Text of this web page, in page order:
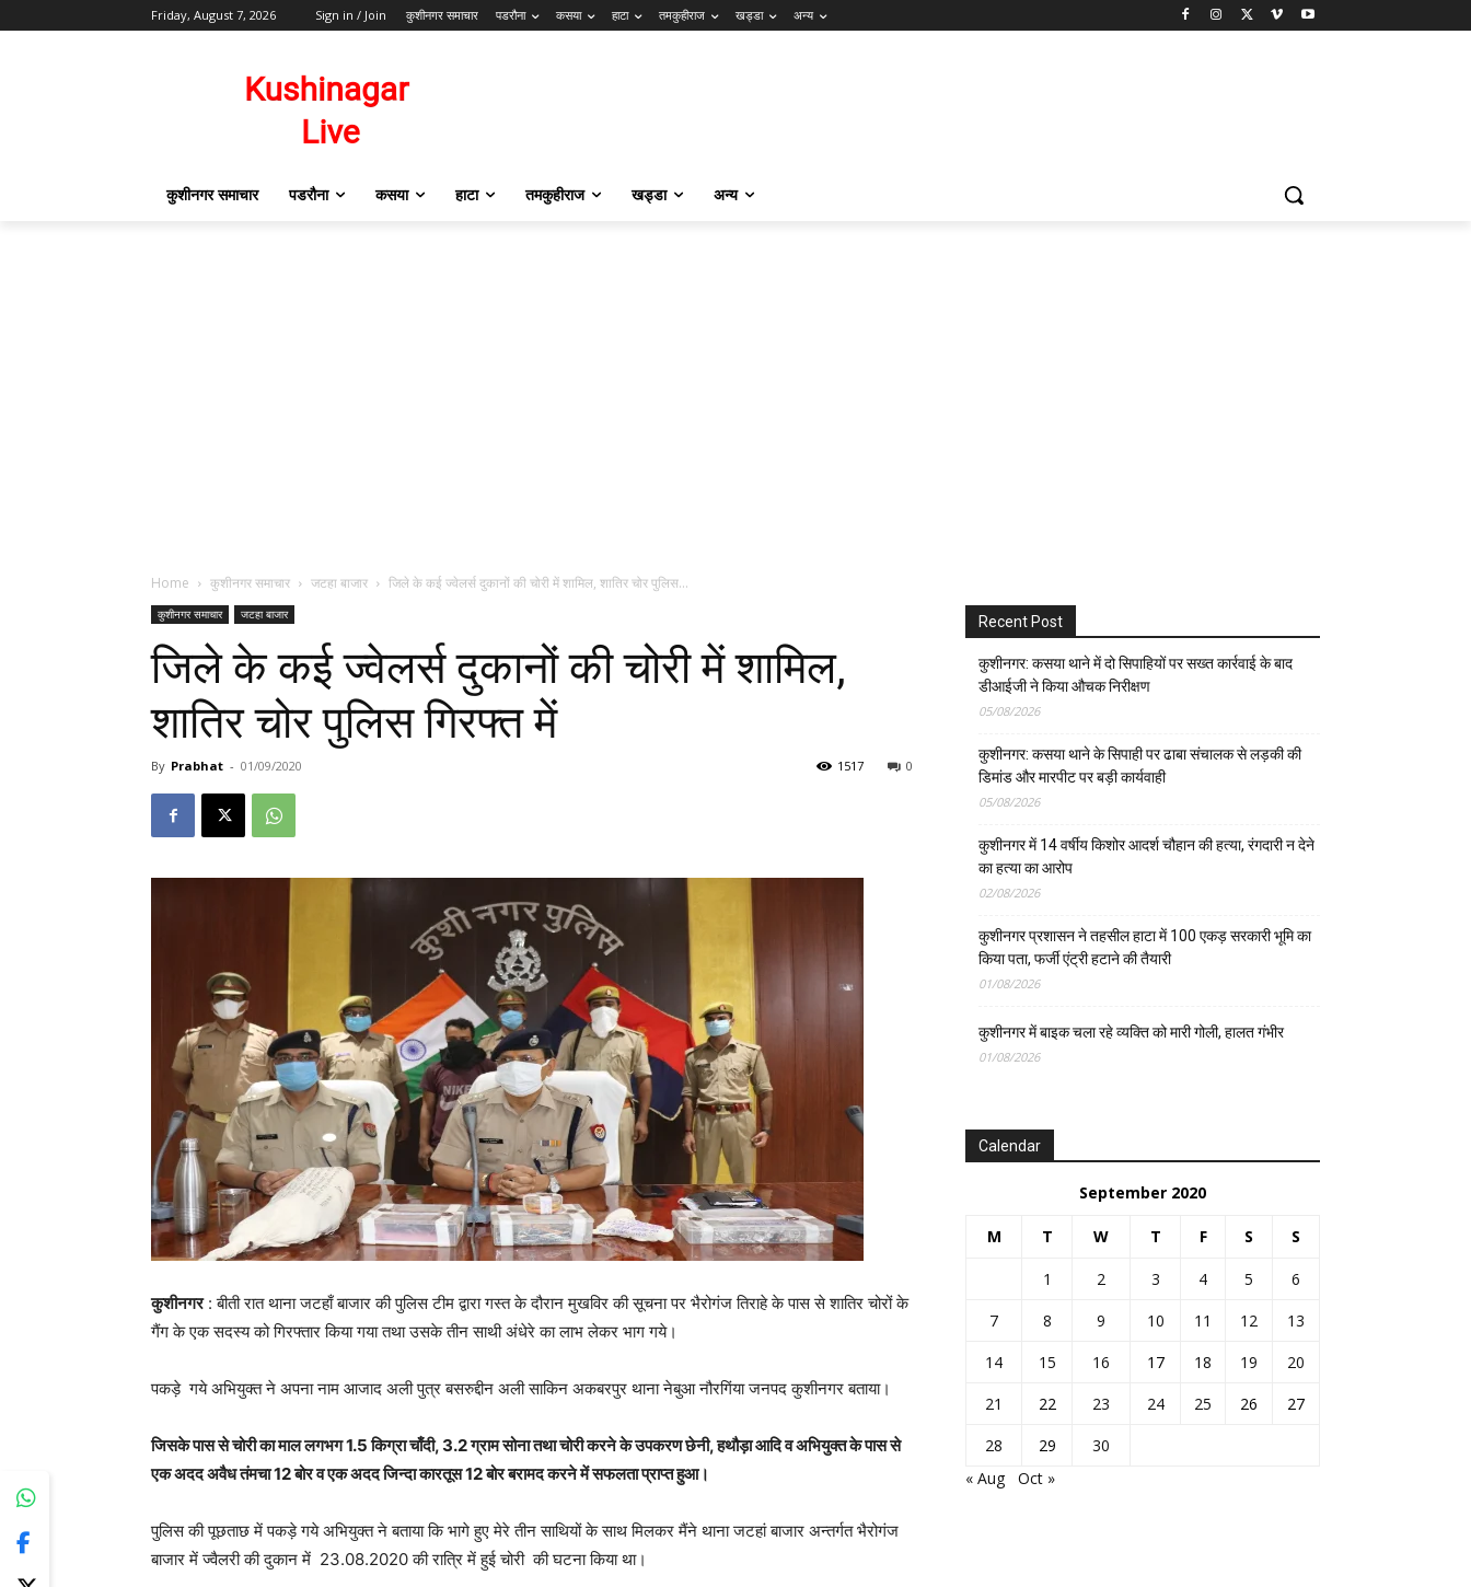
Friday, August 7, 2026 Sign in / Join कुशीनगर समाचार पडरौना कसया हाटा तमकुहीराज खड्डा अन्य
कुशीनगर समाचार पडरौना कसया हाटा तमकुहीराज खड्डा अन्य
Home कुशीनगर समाचार जटहा बाजार जिले के कई ज्वेलर्स दुकानों की चोरी में शामिल, शातिर चोर पुलिस...
कुशीनगर समाचार जटहा बाजार
जिले के कई ज्वेलर्स दुकानों की चोरी में शामिल,
शातिर चोर पुलिस गिरफ्त में
By Prabhat - 01/09/2020 0
1517
कुशीनगर: बीती रात थाना जटहाँ बाजार की पुलिस टीम द्वारा गस्त के दौरान मुखविर की सूचना पर भैरोगंज तिराहे के पास से शातिर चोरों के
गैंग के एक सदस्य को गिरफ्तार किया गया तथा उसके तीन साथी अंधेरे का लाभ लेकर भाग गये।
पकड़े गये अभियुक्त ने अपना नाम आजाद अली पुत्र बसरुद्दीन अली साकिन अकबरपुर थाना नेबुआ नौरगिंया जनपद कुशीनगर बताया।
जिसके पास से चोरी का माल लगभग 1.5 किग्रा चाँदी, 3.2 ग्राम सोना तथा चोरी करने के उपकरण छेनी, हथौड़ा आदि व अभियुक्त के पास से
एक अदद अवैध तंमचा 12 बोर व एक अदद जिन्दा कारतूस 12 बोर बरामद करने में सफलता प्राप्त हुआ।
पुलिस की पूछताछ में पकड़े गये अभियुक्त ने बताया कि भागे हुए मेरे तीन साथियों के साथ मिलकर मैंने थाना जटहां बाजार अन्तर्गत भैरोगंज
बाजार में ज्वैलरी की दुकान में 23.08.2020 की रात्रि में हुई चोरी की घटना किया था।
Recent Post
कुशीनगर: कसया थाने में दो सिपाहियों पर सख्त कार्रवाई के बाद
डीआईजी ने किया औचक निरीक्षण
05/08/2026
कुशीनगर: कसया थाने के सिपाही पर ढाबा संचालक से लड़की की
डिमांड और मारपीट पर बड़ी कार्यवाही
05/08/2026
कुशीनगर में 14 वर्षीय किशोर आदर्श चौहान की हत्या, रंगदारी न देने
का हत्या का आरोप
02/08/2026
कुशीनगर प्रशासन ने तहसील हाटा में 100 एकड़ सरकारी भूमि का
किया पता, फर्जी एंट्री हटाने की तैयारी
01/08/2026
कुशीनगर में बाइक चला रहे व्यक्ति को मारी गोली, हालत गंभीर
01/08/2026
Calendar
September 2020
M T W T F S S
1 2 3 4 5
6
7
8 9 10 11 12
13
14
15 16 17 18 19
20
21
22 23 24 25 26
27
28
29
30
« Aug
Oct »